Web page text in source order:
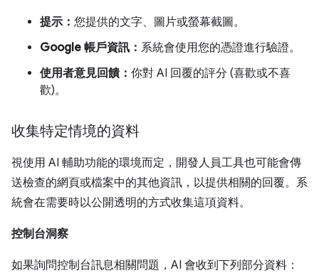
提示： 您提供的文字、圖片或螢幕截圖。
Google 帳戶資訊： 系統會使用您的憑證進行驗證。
使用者意見回饋： 你對 AI 回覆的評分 (喜歡或不喜
歡)。
收集特定情境的資料
視使用 AI 輔助功能的環境而定，開發人員工具也可能會傳
送檢查的網頁或檔案中的其他資訊，以提供相關的回覆。系
統會在需要時以公開透明的方式收集這項資料。
控制台洞察
如果詢問控制台訊息相關問題，AI 會收到下列部分資料：